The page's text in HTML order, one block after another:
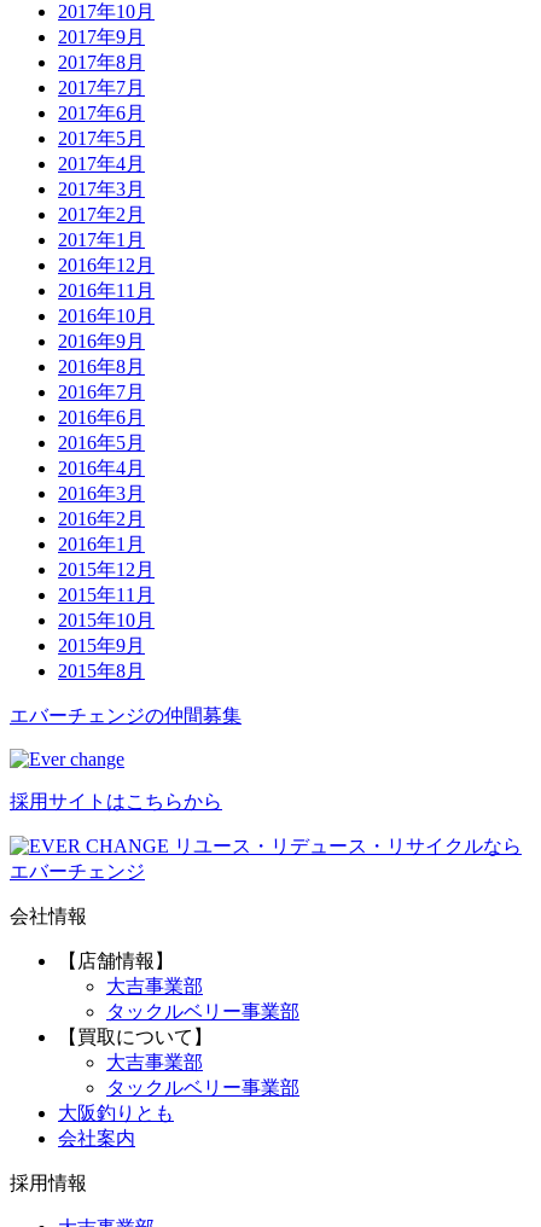
2017年10月
2017年9月
2017年8月
2017年7月
2017年6月
2017年5月
2017年4月
2017年3月
2017年2月
2017年1月
2016年12月
2016年11月
2016年10月
2016年9月
2016年8月
2016年7月
2016年6月
2016年5月
2016年4月
2016年3月
2016年2月
2016年1月
2015年12月
2015年11月
2015年10月
2015年9月
2015年8月
エバーチ ェ ンジの仲間募集
採用サイトはこちらから
リユース・リデュース・リサイクルなら
エバーチェンジ
会社情報
【店舗情報】
大吉事業部
タックルベリー事業部
【買取について】
大吉事業部
タックルベリー事業部
大阪釣りとも
会社案内
採用情報